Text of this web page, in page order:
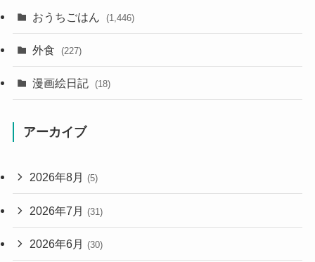
おうちごはん (1,446)
外食 (227)
漫画絵日記 (18)
アーカイブ
2026年8月 (5)
2026年7月 (31)
2026年6月 (30)